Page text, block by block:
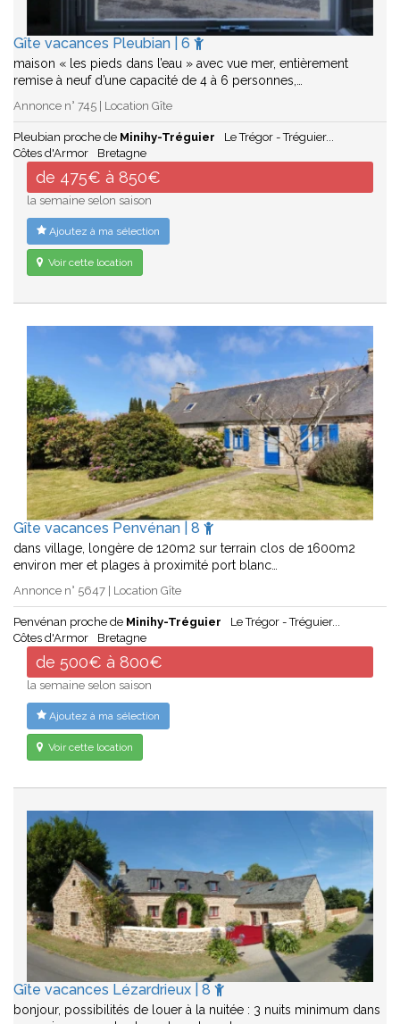
Gîte vacances Pleubian | 6
maison « les pieds dans l’eau » avec vue mer, entièrement
remise à neuf d’une capacité de 4 à 6 personnes,…
Annonce n° 745 | Location Gîte
Pleubian proche de Minihy-Tréguier
Le Trégor - Tréguier...
Côtes d'Armor
Bretagne
de 475€ à 850€
la semaine selon saison
Ajoutez à ma sélection
Voir cette location
Gîte vacances Penvénan | 8
dans village, longère de 120m2 sur terrain clos de 1600m2
environ mer et plages à proximité port blanc…
Annonce n° 5647 | Location Gîte
Penvénan proche de Minihy-Tréguier
Le Trégor - Tréguier...
Côtes d'Armor
Bretagne
de 500€ à 800€
la semaine selon saison
Ajoutez à ma sélection
Voir cette location
Gîte vacances Lézardrieux | 8
bonjour, possibilités de louer à la nuitée : 3 nuits minimum dans